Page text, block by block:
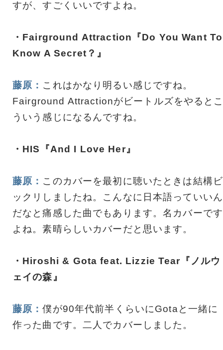
すが、すごくいいですよね。
・Fairground Attraction『Do You Want To
Know A Secret？』
藤原： これはかなり明るい感じですね。
Fairground Attractionがビートルズをやると
ういう感じになるんですね。
・HIS『And I Love Her』
藤原： このカバーを最初に聴いたときは結構ビ
ックリしましたね。こんなに日本語っていいん
だなと痛感した曲でもあります。名カバーです
よね。素晴らしいカバーだと思います。
・Hiroshi & Gota feat. Lizzie Tear『ノルウ
ェイの森』
藤原：僕が90年代前半くらいにGotaと一緒に
作った曲です。二人でカバーしました。